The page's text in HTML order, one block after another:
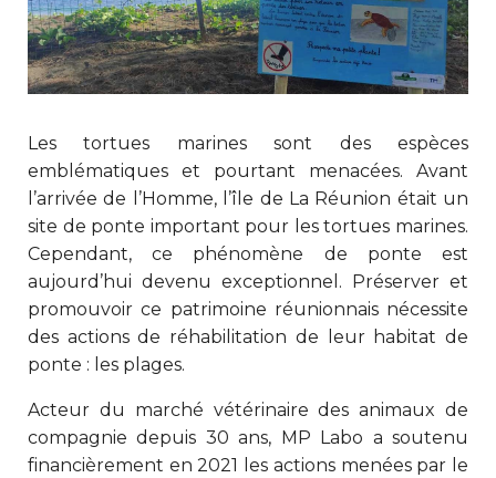
Les tortues marines sont des espèces
emblématiques et pourtant menacées. Avant
l’arrivée de l’Homme, l’île de La Réunion était un
site de ponte important pour les tortues marines.
Cependant, ce phénomène de ponte est
aujourd’hui devenu exceptionnel. Préserver et
promouvoir ce patrimoine réunionnais nécessite
des actions de réhabilitation de leur habitat de
ponte : les plages.
Acteur du marché vétérinaire des animaux de
compagnie depuis 30 ans, MP Labo a soutenu
financièrement en 2021 les actions menées par le